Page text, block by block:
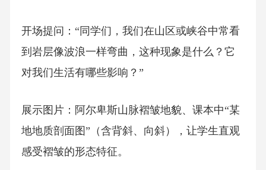
开场提问：“同学们，我们在山区或峡谷中常看
到岩层像波浪一样弯曲，这种现象是什么？它
对我们生活有哪些影响？”
展示图片：阿尔卑斯山脉褶皱地貌、课本中“某
地地质剖面图”（含背斜、向斜），让学生直观
感受褶皱的形态特征。